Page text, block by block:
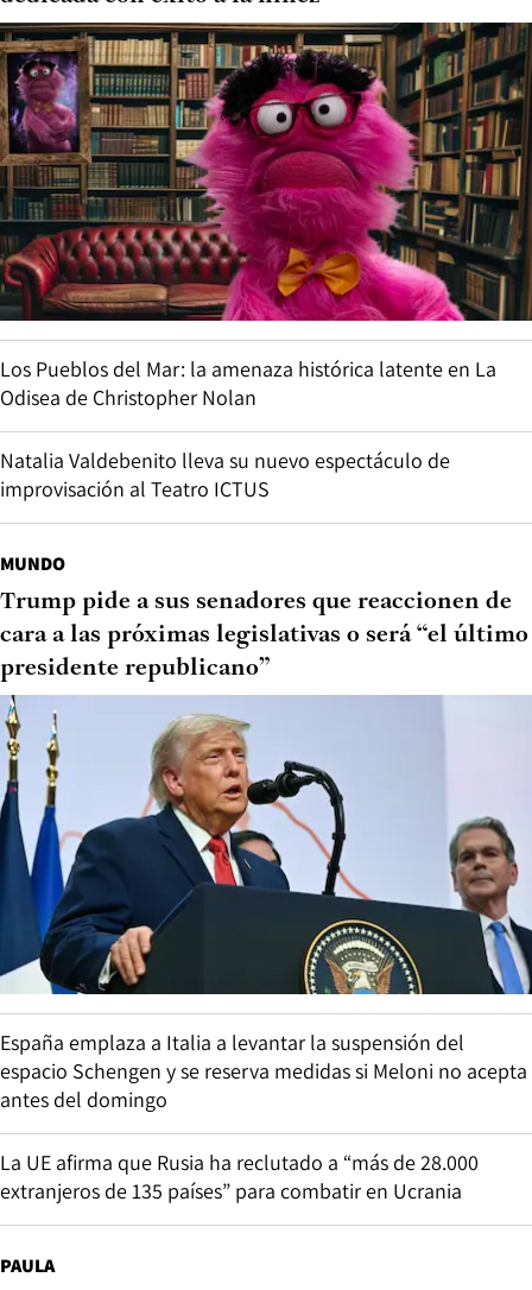
Los Pueblos del Mar: la amenaza histórica latente en La
Odisea de Christopher Nolan
Natalia Valdebenito lleva su nuevo espectáculo de
improvisación al Teatro ICTUS
MUNDO
Trump pide a sus senadores que reaccionen de
cara a las próximas legislativas o será “el último
presidente republicano”
España emplaza a Italia a levantar la suspensión del
espacio Schengen y se reserva medidas si Meloni no acepta
antes del domingo
La UE afirma que Rusia ha reclutado a “más de 28.000
extranjeros de 135 países” para combatir en Ucrania
PAULA